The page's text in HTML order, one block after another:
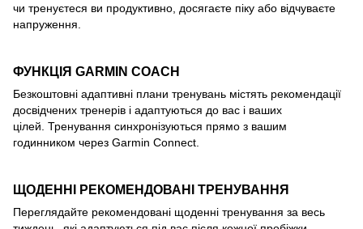
чи тренуєтеся ви продуктивно, досягаєте піку або відчуваєте
напруження.
ФУНКЦІЯ GARMIN COACH
Безкоштовні адаптивні плани тренувань містять рекомендації
досвідчених тренерів і адаптуються до вас і ваших
цілей. Тренування синхронізуються прямо з вашим
годинником через Garmin Connect.
ЩОДЕННІ РЕКОМЕНДОВАНІ ТРЕНУВАННЯ
Переглядайте рекомендовані щоденні тренування за весь